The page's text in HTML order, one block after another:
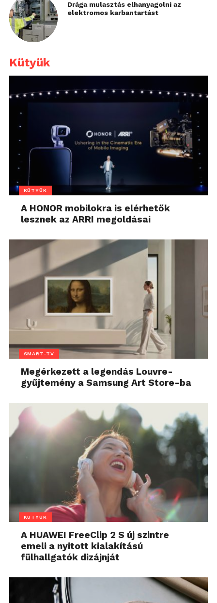
Drága mulasztás elhanyagolni az
elektromos karbantartást
Kütyük
KÜTYÜK
A HONOR mobilokra is elérhetők
lesznek az ARRI megoldásai
SMART-TV
Megérkezett a legendás Louvre-
gyűjtemény a Samsung Art Store-ba
KÜTYÜK
A HUAWEI FreeClip 2 S új szintre
emeli a nyitott kialakítású
fülhallgatók dizájnját